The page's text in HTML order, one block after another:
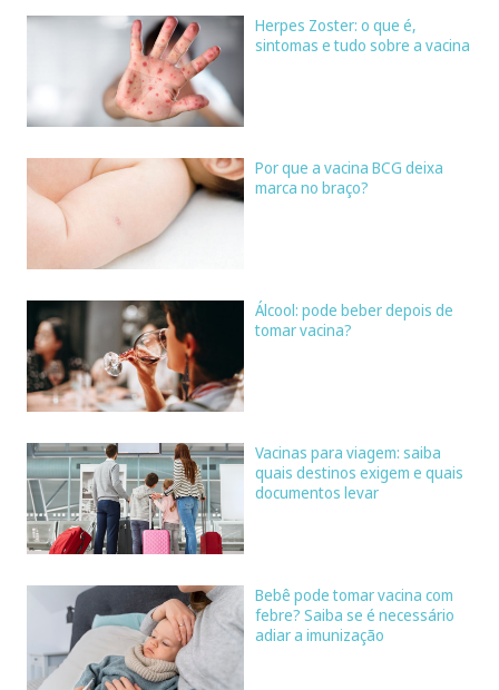
Herpes Zoster: o que é,
sintomas e tudo sobre a vacina
Por que a vacina BCG deixa
marca no braço?
Álcool: pode beber depois de
tomar vacina?
Vacinas para viagem: saiba
quais destinos exigem e quais
documentos levar
Bebê pode tomar vacina com
febre? Saiba se é necessário
adiar a imunização